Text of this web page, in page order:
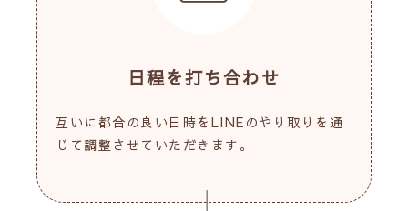
日程を打ち合わせ
互いに都合の良い日時をLINEのやり取りを通
じて調整させていただきます。